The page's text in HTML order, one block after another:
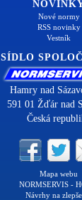
Nové normy
RSS novinky
Vestník
SÍDLO
Hamry nad
591 01 Žďár nad
Česká
Mapa webu
NORMSERVIS -
Návrhy na